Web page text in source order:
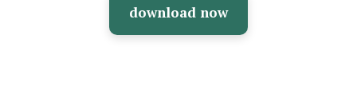
download now